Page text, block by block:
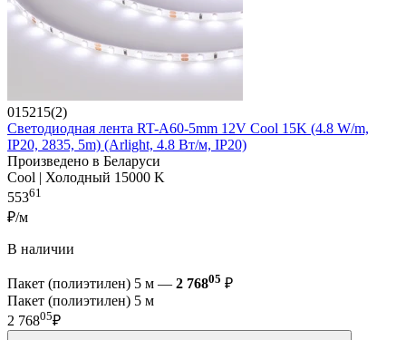
015215(2)
Светодиодная лента RT-A60-5mm 12V Cool 15K (4.8 W/m,
IP20, 2835, 5m) (Arlight, 4.8 Вт/м, IP20)
Произведено в Беларуси
Cool | Холодный 15000 K
55361
₽/м
В наличии
Пакет (полиэтилен) 5 м — 2 76805 ₽
Пакет (полиэтилен) 5 м
2 76805₽